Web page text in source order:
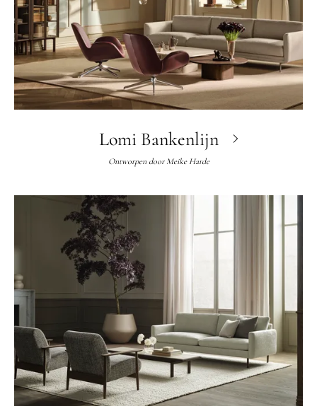
Lomi Bankenlijn
Ontworpen door Meike Harde